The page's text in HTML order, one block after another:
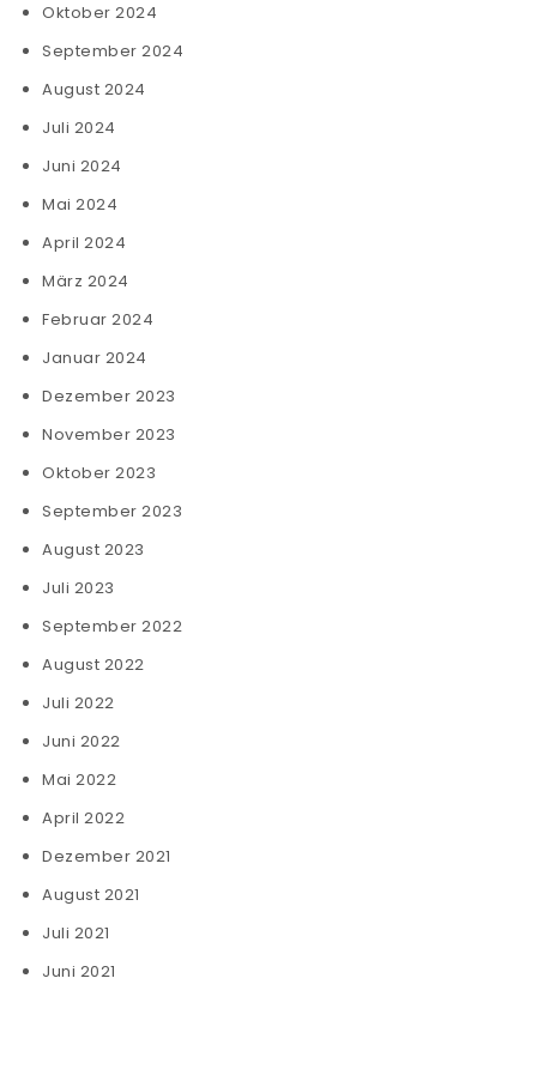
Oktober 2024
September 2024
August 2024
Juli 2024
Juni 2024
Mai 2024
April 2024
März 2024
Februar 2024
Januar 2024
Dezember 2023
November 2023
Oktober 2023
September 2023
August 2023
Juli 2023
September 2022
August 2022
Juli 2022
Juni 2022
Mai 2022
April 2022
Dezember 2021
August 2021
Juli 2021
Juni 2021